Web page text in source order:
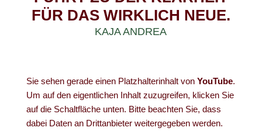
FÜR DAS WIRKLICH NEUE.
KAJA ANDREA
Sie sehen gerade einen Platzhalterinhalt von YouTube.
Um auf den eigentlichen Inhalt zuzugreifen, klicken Sie
auf die Schaltfläche unten. Bitte beachten Sie, dass
dabei Daten an Drittanbieter weitergegeben werden.